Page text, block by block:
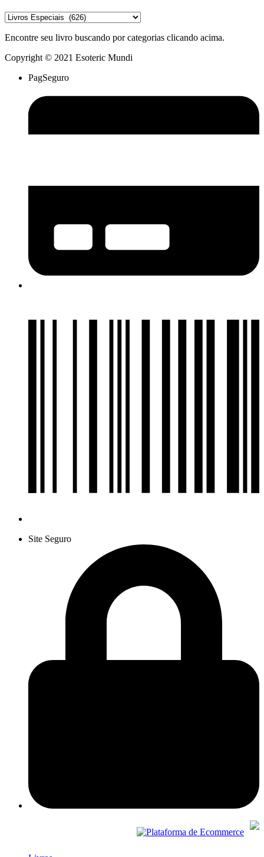
Encontre seu livro buscando por categorias clicando acima.
Copyright © 2021 Esoteric Mundi
PagSeguro
Site Seguro